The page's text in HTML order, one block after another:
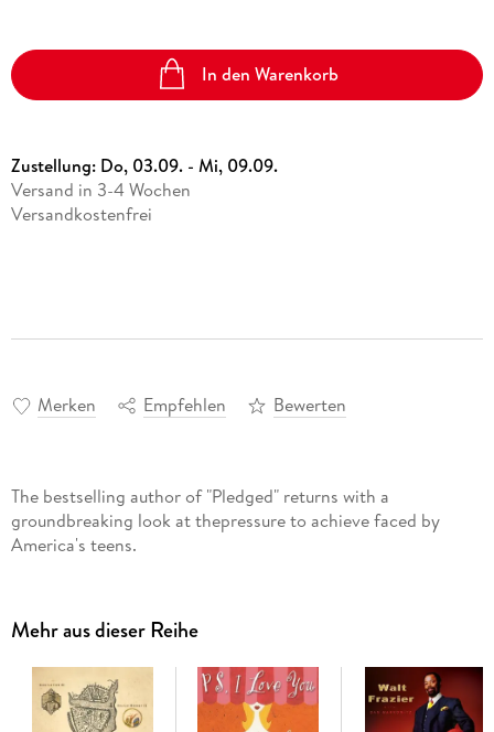
In den Warenkorb
Zustellung: Do, 03.09. - Mi, 09.09.
Versand in 3-4 Wochen
Versandkostenfrei
Merken Empfehlen Bewerten
The bestselling author of "Pledged" returns with a
groundbreaking look at thepressure to achieve faced by
America's teens.
Mehr aus dieser Reihe